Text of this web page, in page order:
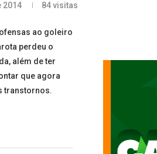
2014 84visitas
ao goleiro
perdeu o
além de ter
que agora
transtornos.